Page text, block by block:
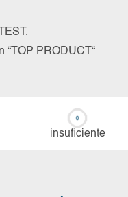
“TOP PRODUCT“
in­su­fi­cien­te